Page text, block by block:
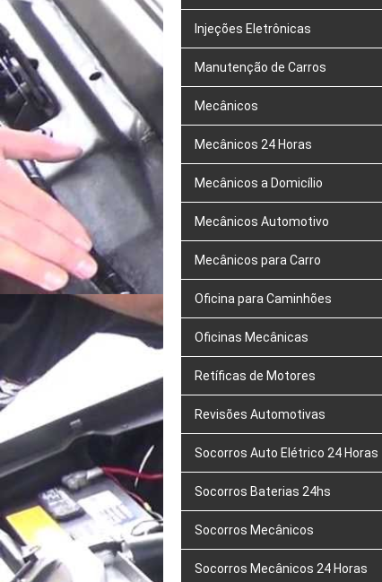
Injeções Eletrônicas
Manutenção de Carros
Mecânicos
Mecânicos 24 Horas
Mecânicos a Domicílio
Mecânicos Automotivo
Mecânicos para Carro
Oficina para Caminhões
Oficinas Mecânicas
Retíficas de Motores
Revisões Automotivas
Socorros Auto Elétrico 24 Horas
Socorros Baterias 24hs
Socorros Mecânicos
Socorros Mecânicos 24 Horas